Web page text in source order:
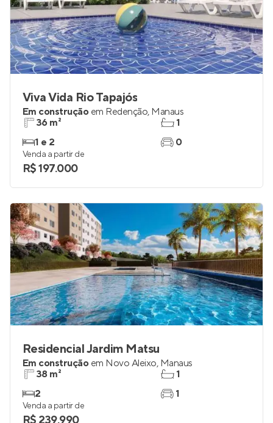
Viva Vida Rio Tapajós
Em construção em Redenção, Manaus
36 m²
1 e 2
1
0
Venda a partir de
R$ 197.000
Residencial Jardim Matsu
Em construção em Novo Aleixo, Manaus
38 m²
2
1
1
Venda a partir de